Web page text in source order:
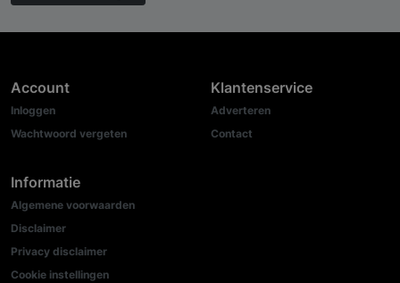
Account
Inloggen
Wachtwoord vergeten
Informatie
Algemene voorwaarden
Disclaimer
Privacy disclaimer
Cookie instellingen
Klantenservice
Adverteren
Contact